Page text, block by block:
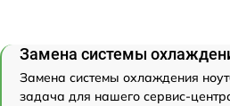
Замена системы
Замена системы охлаждения
задача для нашего сервис-